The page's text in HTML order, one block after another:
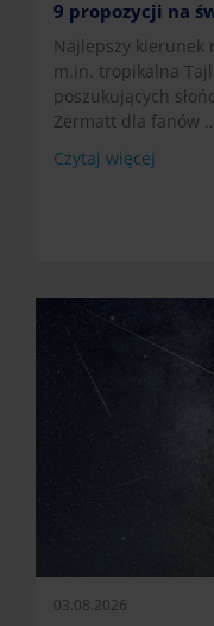
9 propozycji na
Najlepszy kierunek
m.in. tropikalna
poszukujących
Zermatt dla fanów …
Czytaj więcej
03.08.2026